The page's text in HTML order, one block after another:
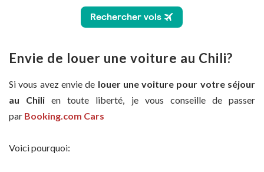
Envie de louer une voiture au Chili?
Si vous avez envie de louer une voiture pour votre séjour
au Chilien toute liberté, je vous conseille de passer
par Booking.com Cars
Voici pourquoi: